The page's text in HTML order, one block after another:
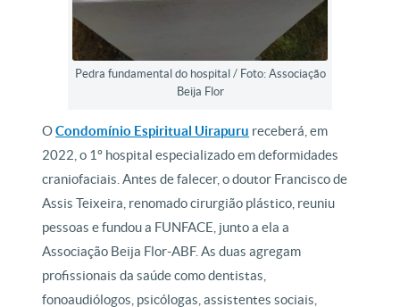
Pedra fundamental do hospital / Foto: Associação
Beija Flor
OCondomínio Espiritual Uirapuru receberá, em
2022, o 1º hospital especializado em deformidades
craniofaciais. Antes de falecer, o doutor Francisco de
Assis Teixeira, renomado cirurgião plástico, reuniu
pessoas e fundou a FUNFACE, junto a ela a
Associação Beija Flor-ABF. As duas agregam
profissionais da saúde como dentistas,
fonoaudiólogos, psicólogas, assistentes sociais,